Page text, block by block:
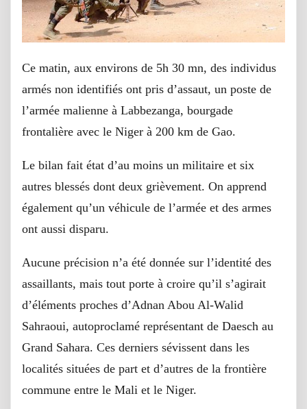
Ce matin, aux environs de 5h 30 mn, des individus
armés non identifiés ont pris d’assaut, un poste de
l’armée malienne à Labbezanga, bourgade
frontalière avec le Niger à 200 km de Gao.
Le bilan fait état d’au moins un militaire et six
autres blessés dont deux grièvement. On apprend
également qu’un véhicule de l’armée et des armes
ont aussi disparu.
Aucune précision n’a été donnée sur l’identité des
assaillants, mais tout porte à croire qu’il s’agirait
d’éléments proches d’Adnan Abou Al-Walid
Sahraoui, autoproclamé représentant de Daesch au
Grand Sahara. Ces derniers sévissent dans les
localités situées de part et d’autres de la frontière
commune entre le Mali et le Niger.